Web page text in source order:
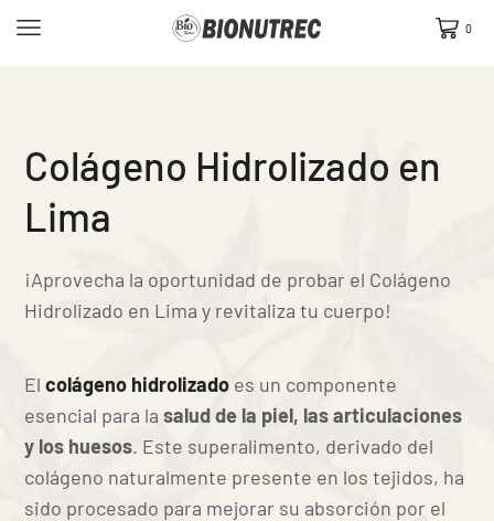
0
Colágeno Hidrolizado en
Lima
¡Aprovecha la oportunidad de probar el Colágeno
Hidrolizado en Lima y revitaliza tu cuerpo!
Elcolágeno hidrolizado es un componente
esencial para lasalud de la piel, las articulaciones
y los huesos. Este superalimento, derivado del
colágeno naturalmente presente en los tejidos, ha
sido procesado para mejorar su absorción por el